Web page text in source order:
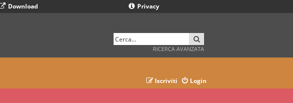
Download Privacy
RICERCA AVANZATA
Login
Iscriviti